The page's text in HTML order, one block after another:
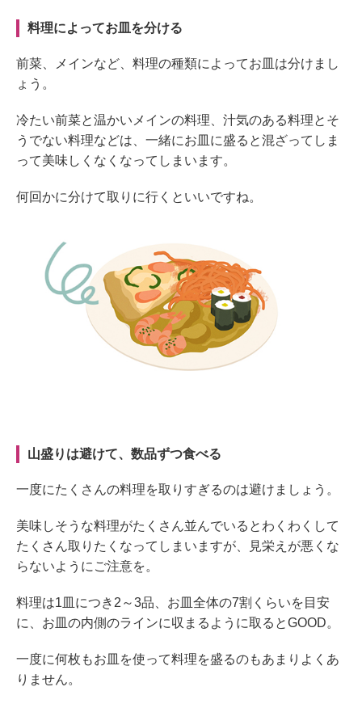
料理によってお皿を分ける
前菜、メインなど、料理の種類によってお皿は分けまし
ょう。
冷たい前菜と温かいメインの料理、汁気のある料理とそ
うでない料理などは、一緒にお皿に盛ると混ざってしま
って美味しくなくなってしまいます。
何回かに分けて取りに行くといいですね。
山盛りは避けて、数品ずつ食べる
一度にたくさんの料理を取りすぎるのは避けましょう。
美味しそうな料理がたくさん並んでいるとわくわくして
たくさん取りたくなってしまいますが、見栄えが悪くな
らないようにご注意を。
料理は1皿につき2～3品、お皿全体の7割くらいを目安
に、お皿の内側のラインに収まるように取るとGOOD。
一度に何枚もお皿を使って料理を盛るのもあまりよくあ
りません。